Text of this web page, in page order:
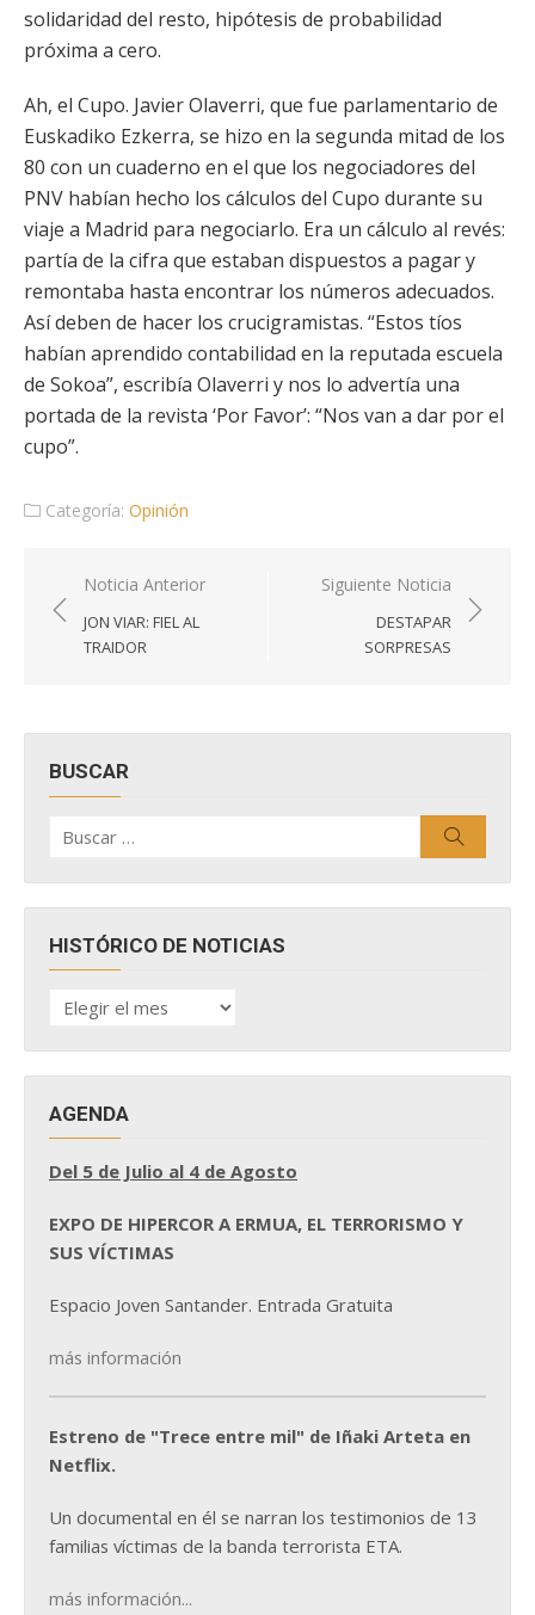
solidaridad del resto, hipótesis de probabilidad
próxima a cero.
Ah, el Cupo. Javier Olaverri, que fue parlamentario de
Euskadiko Ezkerra, se hizo en la segunda mitad de los
80 con un cuaderno en el que los negociadores del
PNV habían hecho los cálculos del Cupo durante su
viaje a Madrid para negociarlo. Era un cálculo al revés:
partía de la cifra que estaban dispuestos a pagar y
remontaba hasta encontrar los números adecuados.
Así deben de hacer los crucigramistas. “Estos tíos
habían aprendido contabilidad en la reputada escuela
de Sokoa”, escribía Olaverri y nos lo advertía una
portada de la revista ‘Por Favor’: “Nos van a dar por el
cupo”.
Categoría: Opinión
Navegación
de
entradas
Noticia Anterior
JON VIAR: FIEL AL
TRAIDOR
Siguiente Noticia
DESTAPAR
SORPRESAS
BUSCAR
por:
HISTÓRICO DE NOTICIAS
HISTÓRICO
DE
AGENDA
Del 5 de Julio al 4 de Agosto
EXPO DE HIPERCOR A ERMUA, EL TERRORISMO Y
SUS VÍCTIMAS
Espacio Joven Santander. Entrada Gratuita
más información
Estreno de "Trece entre mil" de Iñaki Arteta en
Netflix.
Un documental en él se narran los testimonios de 13
familias víctimas de la banda terrorista ETA.
más información...